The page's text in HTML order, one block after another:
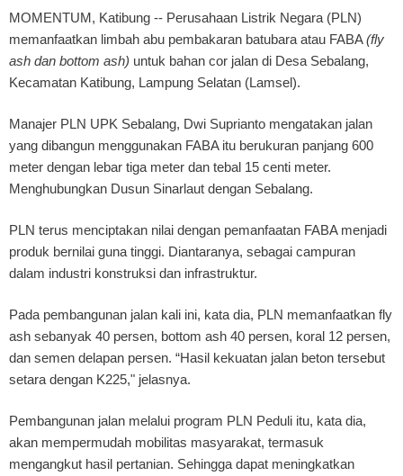
MOMENTUM, Katibung -- Perusahaan Listrik Negara (PLN)
memanfaatkan limbah abu pembakaran batubara atau FABA(fly
ash dan bottom ash) untuk bahan cor jalan di Desa Sebalang,
Kecamatan Katibung, Lampung Selatan (Lamsel).
Manajer PLN UPK Sebalang, Dwi Suprianto mengatakan jalan
yang dibangun menggunakan FABA itu berukuran panjang 600
meter dengan lebar tiga meter dan tebal 15 centi meter.
Menghubungkan Dusun Sinarlaut dengan Sebalang.
PLN terus menciptakan nilai dengan pemanfaatan FABA menjadi
produk bernilai guna tinggi. Diantaranya, sebagai campuran
dalam industri konstruksi dan infrastruktur.
Pada pembangunan jalan kali ini, kata dia, PLN memanfaatkan fly
ash sebanyak 40 persen, bottom ash 40 persen, koral 12 persen,
dan semen delapan persen. “Hasil kekuatan jalan beton tersebut
setara dengan K225," jelasnya.
Pembangunan jalan melalui program PLN Peduli itu, kata dia,
akan mempermudah mobilitas masyarakat, termasuk
mengangkut hasil pertanian. Sehingga dapat meningkatkan